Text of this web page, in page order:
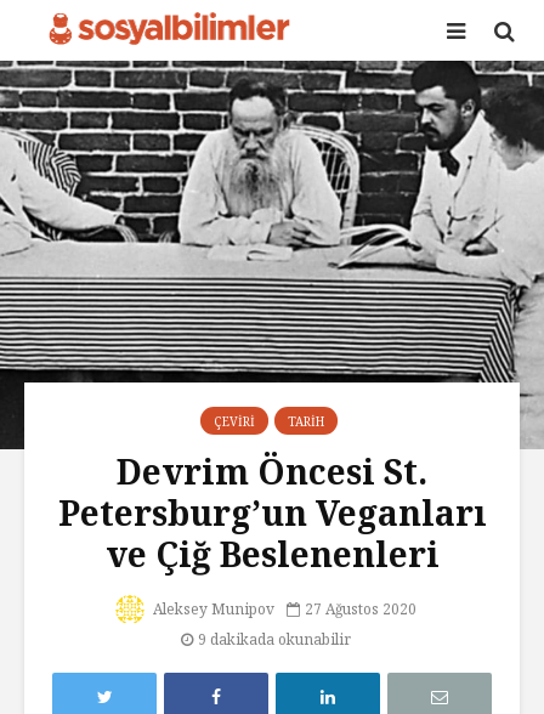
ÇEVIRI TARIH
Devrim Öncesi St.
Petersburg’un Veganları
ve Çiğ Beslenenleri
Aleksey Munipov
27 Ağustos 2020
9 dakikada okunabilir